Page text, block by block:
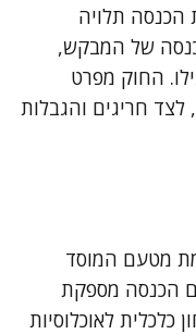
תלויה
של המבקש,
החוק מפרט
חריגים והגבלות
מטעם המוסד
הכנסה מספקת
לאוכלוסיות